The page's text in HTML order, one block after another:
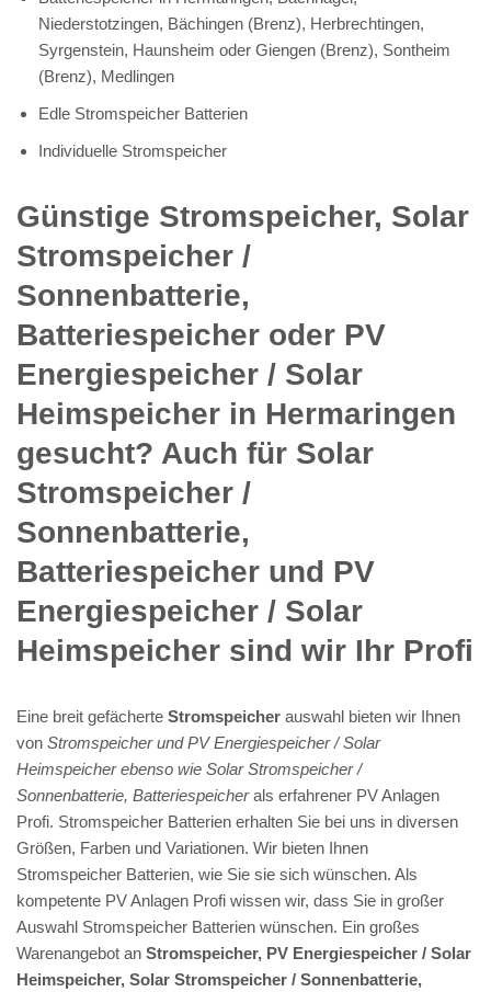
Niederstotzingen, Bächingen (Brenz), Herbrechtingen,
Syrgenstein, Haunsheim oder Giengen (Brenz), Sontheim
(Brenz), Medlingen
Edle Stromspeicher Batterien
Individuelle Stromspeicher
Günstige Stromspeicher, Solar
Stromspeicher /
Sonnenbatterie,
Batteriespeicher oder PV
Energiespeicher / Solar
Heimspeicher in Hermaringen
gesucht? Auch für Solar
Stromspeicher /
Sonnenbatterie,
Batteriespeicher und PV
Energiespeicher / Solar
Heimspeicher sind wir Ihr Profi
Eine breit gefächerte Stromspeicher auswahl bieten wir Ihnen
von Stromspeicher und PV Energiespeicher / Solar
Heimspeicher ebenso wie Solar Stromspeicher /
Sonnenbatterie, Batteriespeicherals erfahrener PV Anlagen
Profi. Stromspeicher Batterien erhalten Sie bei uns in diversen
Größen, Farben und Variationen. Wir bieten Ihnen
Stromspeicher Batterien, wie Sie sie sich wünschen. Als
kompetente PV Anlagen Profi wissen wir, dass Sie in großer
Auswahl Stromspeicher Batterien wünschen. Ein großes
Warenangebot an Stromspeicher, PV Energiespeicher / Solar
Heimspeicher, Solar Stromspeicher / Sonnenbatterie,